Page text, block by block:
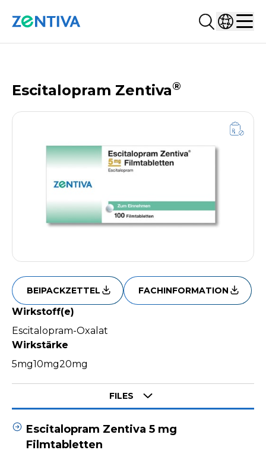
Suchen...
Land
Escitalopram Zentiva®
BEIPACKZETTEL FACHINFORMATION
Wirkstoff(e)
Escitalopram-Oxalat
Wirkstärke
5mg10mg20mg
FILES
Escitalopram Zentiva 5 mg
Filmtabletten